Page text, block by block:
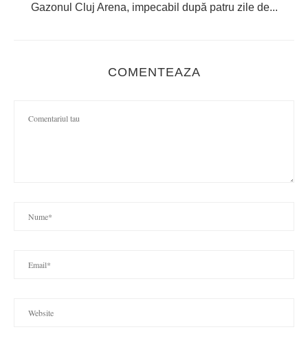
Gazonul Cluj Arena, impecabil după patru zile de...
COMENTEAZA